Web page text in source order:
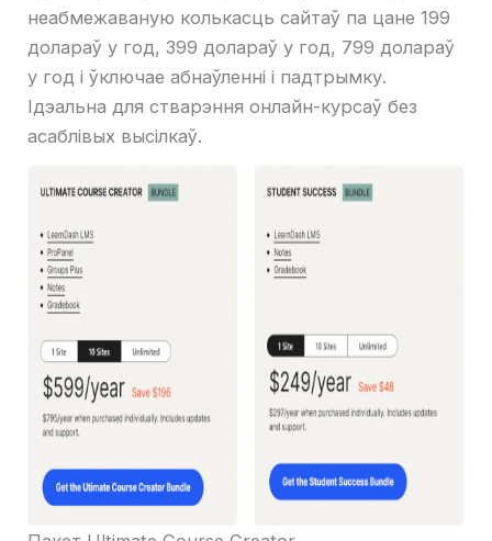
неабмежаваную колькасць сайтаў па цане 199
долараў у год, 399 долараў у год, 799 долараў
у год і ўключае абнаўленні і падтрымку.
Ідэальна для стварэння онлайн-курсаў без
асаблівых высілкаў.